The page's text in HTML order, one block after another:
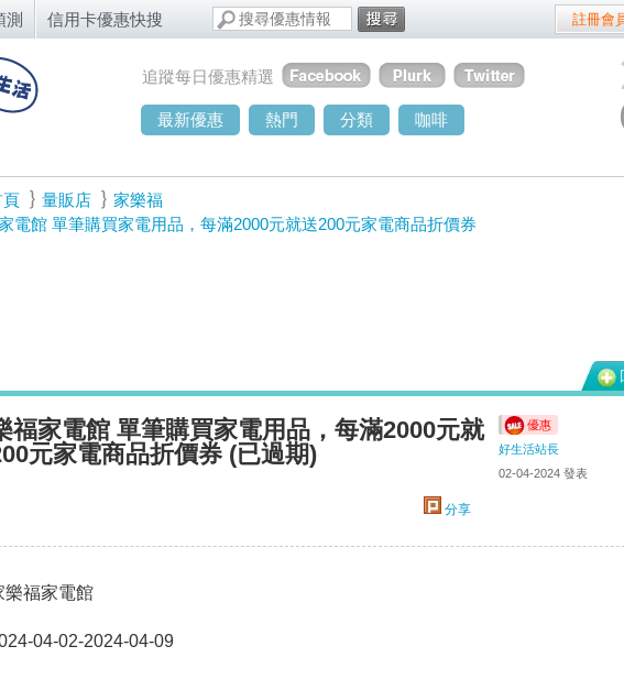
測 信用卡優惠快搜 註冊會
追蹤每日優惠精選
最新優惠 熱門 分類 咖啡
頁 量販店
家樂福
電館 單筆購買家電用品，每滿2000元就送200元家電商品折價券
福家電館 單筆購買家電用品，每滿2000元就
元家電商品折價券 (已過期)
優惠
好生活站長
02-04-2024 發表
分享
樂福家電館
04-02-2024-04-09